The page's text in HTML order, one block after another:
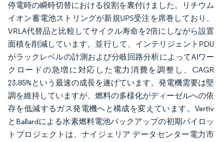
停電時の瞬時切替における役割を裏付けました。リチウム
イオン蓄電池ストリングが新規UPS受注を席巻しており、
VRLA代替品と比較してサイクル寿命を2倍にしながら設置
面積を削減しています。並行して、インテリジェントPDU
がラックレベルの計測および分岐回路分析によってAIワー
クロードの急増に対応した電力消費を調整し、CAGR
23.85%という最速の成長を遂げています。発電機需要は堅
調を維持していますが、燃料の多様化がディーゼルへの依
存を低減するガス発電機へと構成を変えています。Vertiv
とBallardによる水素燃料電池バックアップの初期パイロッ
トプロジェクトは、ナイジェリア データセンター電力市